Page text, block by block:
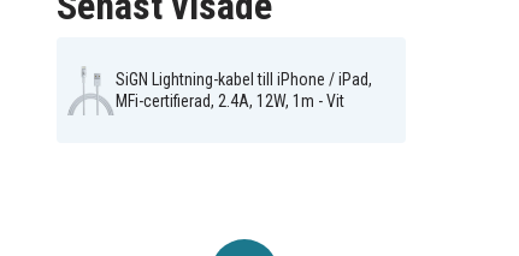
Produkttyp
Kabellängd
SiGN Lightning-kabel till iPhone / iPad,
MFi-certifierad, 2.4A, 12W, 1m - Vit